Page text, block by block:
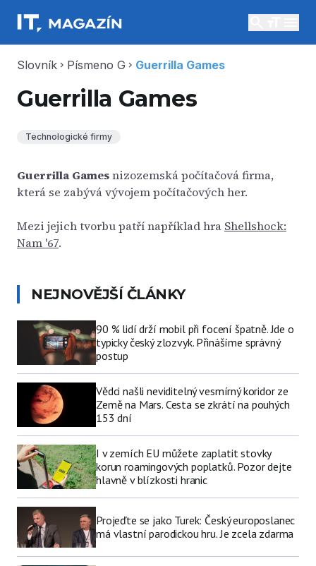
Slovník chevron_right Písmeno G chevron_right Guerrilla Games
Guerrilla Games
Technologické firmy
Guerrilla Gamesnizozemská počítačová firma,
která se zabývá vývojem počítačových her.
Mezi jejich tvorbu patří například hra Shellshock:
Nam '67.
NEJNOVĚJŠÍ ČLÁNKY
90 % lidí drží mobil při focení špatně. Jde o
typicky český zlozvyk. Přinášíme správný
postup
Vědci našli neviditelný vesmírný koridor ze
Země na Mars. Cesta se zkrátí na pouhých
153 dní
I v zemích EU můžete zaplatit stovky
korun roamingových poplatků. Pozor dejte
hlavně v blízkosti hranic
Projeďte se jako Turek: Český europoslanec
má vlastní parodickou hru. Je zcela zdarma